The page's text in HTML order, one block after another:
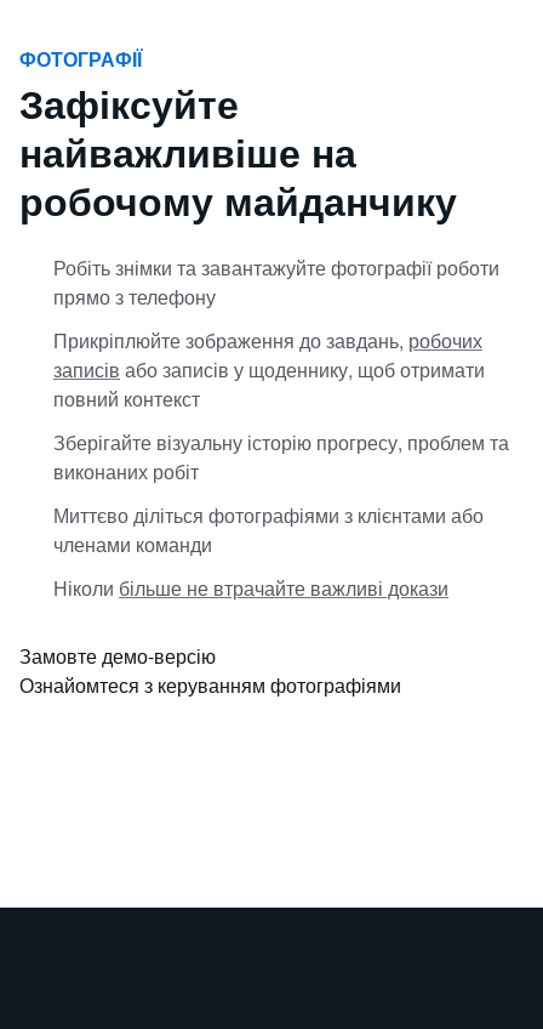
ФОТОГРАФІЇ
Зафіксуйте
найважливіше на
робочому майданчику
Робіть знімки та завантажуйте фотографії роботи
прямо з телефону
Прикріплюйте зображення до завдань, робочих
записів або записів у щоденнику, щоб отримати
повний контекст
Зберігайте візуальну історію прогресу, проблем та
виконаних робіт
Миттєво діліться фотографіями з клієнтами або
членами команди
Ніколи більше не втрачайте важливі докази
Замовте демо-версію
Ознайомтеся з керуванням фотографіями